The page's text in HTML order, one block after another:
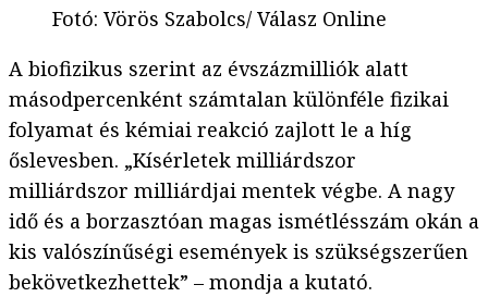
Fotó: Vörös Szabolcs/ Válasz Online
A biofizikus szerint az évszázmilliók alatt
másodpercenként számtalan különféle fizikai
folyamat és kémiai reakció zajlott le a híg
őslevesben. „Kísérletek milliárdszor
milliárdszor milliárdjai mentek végbe. A nagy
idő és a borzasztóan magas ismétlésszám okán a
kis valószínűségi események is szükségszerűen
bekövetkezhettek” – mondja a kutató.